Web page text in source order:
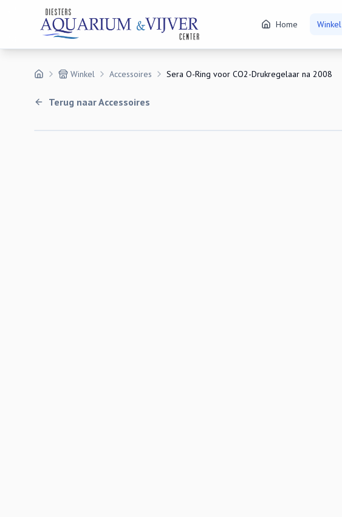
Home Winkel
Winkel Accessoires Sera O-Ring voor CO2-Drukregelaar na 2008
Terug naarAccessoires